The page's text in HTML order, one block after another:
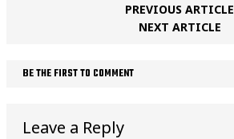
PREVIOUS ARTICLE
NEXT ARTICLE
BE THE FIRST TO COMMENT
Leave a Reply